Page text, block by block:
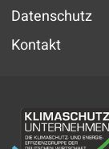
Datenschutz
Kontakt